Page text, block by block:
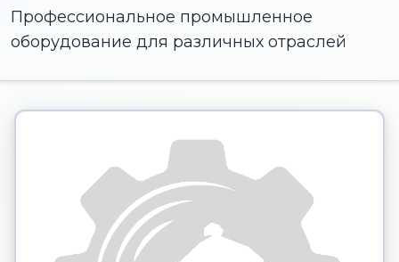
Профессиональное промышленное
оборудование для различных отраслей